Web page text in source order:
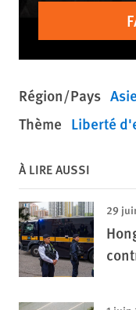
Région/Pays Asie
Thème Liberté
À LIRE AUSSI
29